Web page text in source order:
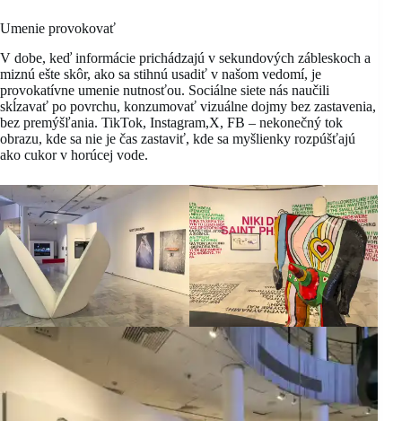
Umenie provokovať
V dobe, keď informácie prichádzajú v sekundových zábleskoch a
miznú ešte skôr, ako sa stihnú usadiť v našom vedomí, je
provokatívne umenie nutnosťou. Sociálne siete nás naučili
skĺzavať po povrchu, konzumovať vizuálne dojmy bez zastavenia,
bez premýšľania. TikTok, Instagram,X, FB – nekonečný tok
obrazu, kde sa nie je čas zastaviť, kde sa myšlienky rozpúšťajú
ako cukor v horúcej vode.